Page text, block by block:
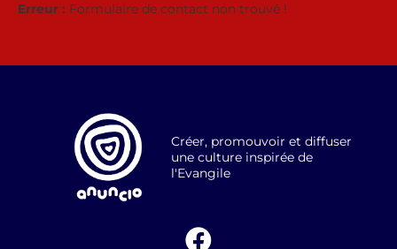
Erreur : Formulaire de contact non trouvé !
Créer, promouvoir et diffuser
une culture inspirée de
l'Evangile